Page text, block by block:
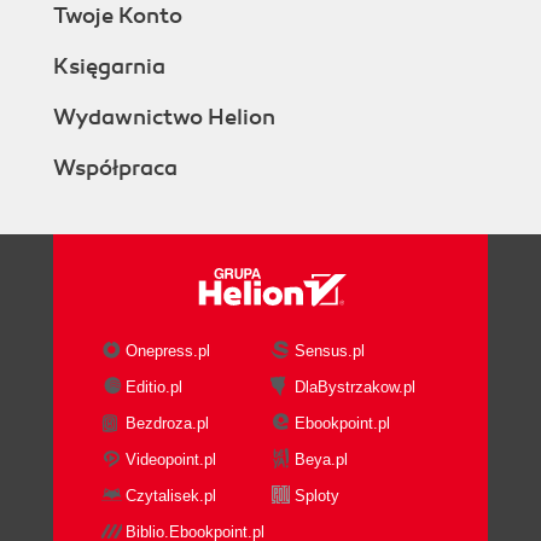
Twoje Konto
Księgarnia
Wydawnictwo Helion
Współpraca
Onepress.pl
Sensus.pl
Editio.pl
DlaBystrzakow.pl
Bezdroza.pl
Ebookpoint.pl
Videopoint.pl
Beya.pl
Czytalisek.pl
Sploty
Biblio.Ebookpoint.pl